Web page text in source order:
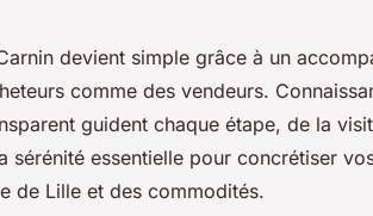
à
toute
devient simple grâce à un
comme des vendeurs.
guident chaque étape, de la
sérénité essentielle pour concrétiser
de Lille et des commodités.